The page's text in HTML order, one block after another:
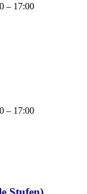
– 17:00
– 17:00